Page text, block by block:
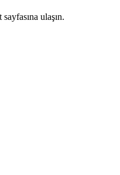
ulaşın.